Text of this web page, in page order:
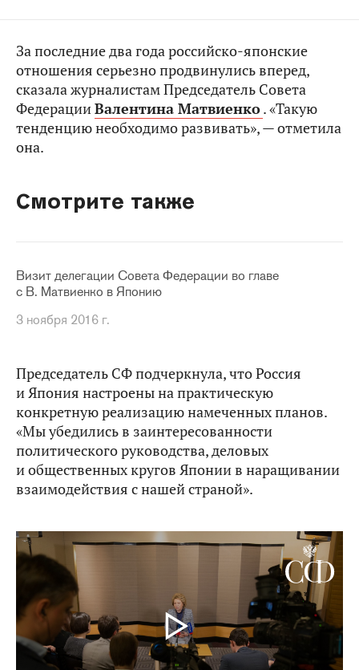
За последние два года российско-японские
отношения серьезно продвинулись вперед,
сказала журналистам Председатель Совета
ФедерацииВалентина Матвиенко. «Такую
тенденцию необходимо развивать», — отметила
она.
Смотрите также
Визит делегации Совета Федерации во главе
с В. Матвиенко в Японию
3 ноября 2016 г.
Председатель СФ подчеркнула, что Россия
и Япония настроены на практическую
конкретную реализацию намеченных планов.
«Мы убедились в заинтересованности
политического руководства, деловых
и общественных кругов Японии в наращивании
взаимодействия с нашей страной».